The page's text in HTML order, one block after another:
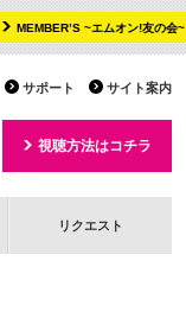
MEMBER’S ~エムオン!友の会~
サイト案内
サポート
視聴方法はコチラ
リクエスト